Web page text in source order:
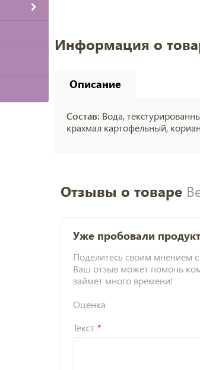
Информация о
Описание
Состав: Вода,
крахмал картофельный,
Отзывы о товаре
Уже пробовали
Поделитесь своим мнением
Ваш отзыв может помочь
займет много времени!
Оценка
Текст